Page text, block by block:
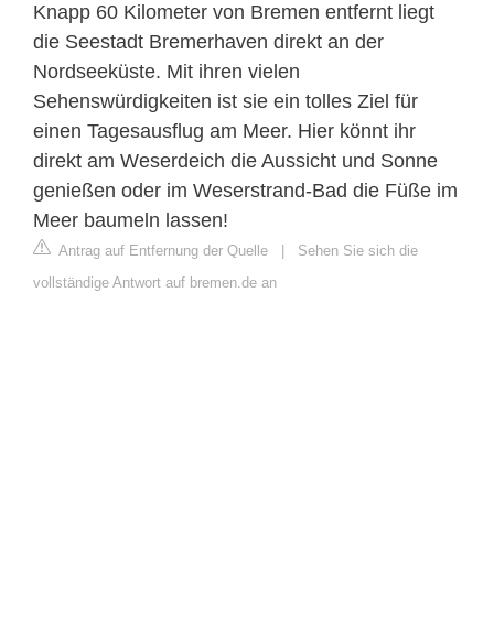
Knapp 60 Kilometer von Bremen entfernt liegt
die Seestadt Bremerhaven direkt an der
Nordseeküste. Mit ihren vielen
Sehenswürdigkeiten ist sie ein tolles Ziel für
einen Tagesausflug am Meer. Hier könnt ihr
direkt am Weserdeich die Aussicht und Sonne
genießen oder im Weserstrand-Bad die Füße im
Meer baumeln lassen!
Antrag auf Entfernung der Quelle
Sehen Sie sich die
vollständige Antwort auf bremen.de an